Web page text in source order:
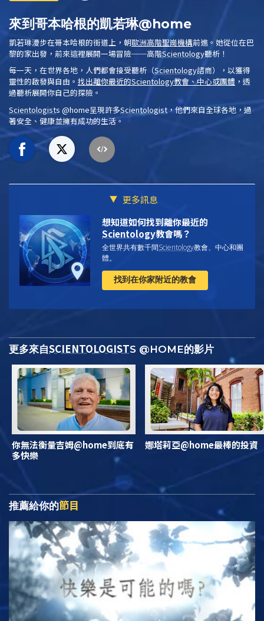
來到哥本哈根的凱若琳@home
凱若琳漫步在哥本哈根的街道上，朝歐洲高階聖崗機構前進。她從位在巴
黎的家出發，前來這裡展開一場冒險──高階Scientology聽析 ！
每一天，在世界各地，人們都會接受聽析 （Scientology諮商），以獲得
靈性的啟發與自由。 找出離你最近的Scientology教會、中心或團體 ，透
過聽析展開你自己的探險。
Scientologists @home呈現許多Scientologist ，他們來自全球各地，過
著安全、健康並擁有成功的生活。
更多訊息
想知道如何找到離你最近的
Scientology教會嗎？
全世界共有數千間Scientology教會、中心和團
體。
找到在你家附近的教會
更多來自SCIENTOLOGISTS @HOME的影片
你無法衡量吉姆@home到底有
多快樂
娜塔莉亞@home最棒的投資
推薦給你的節目